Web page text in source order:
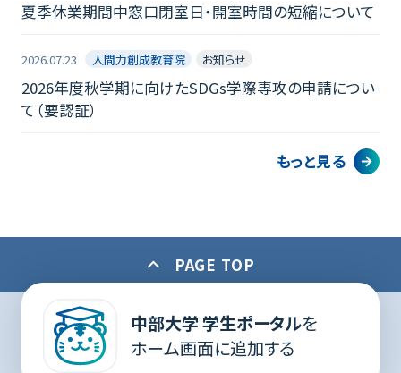
夏季休業期間中窓口閉室日・開室時間の短縮について
2026.07.23 人間力創成教育院 お知らせ
2026年度秋学期に向けたSDGs学際専攻の申請につい
て（要認証）
もっと見る
中部大学 学生ポータルを
ホーム画面に追加する
PAGE TOP
サイトのご利用について 個人情報保護方針 お問い合わせ